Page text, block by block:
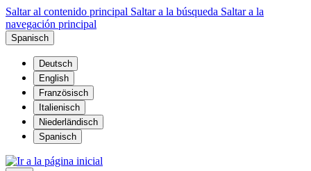
Saltar al contenido principal Saltar a la búsqueda Saltar a la
navegación principal
Spanisch
Deutsch
English
Französisch
Italienisch
Niederländisch
Spanisch